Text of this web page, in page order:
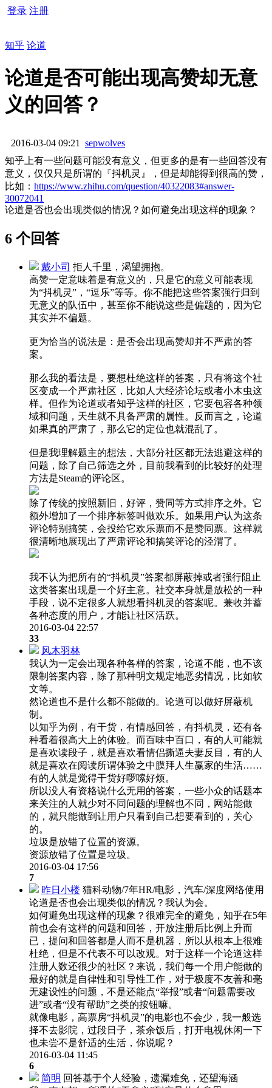
登录 注册
知乎 论道
论道是否可能出现高赞却无意
义的回答？
2016-03-04 09:21
sepwolves
知乎上有一些问题可能没有意义，但更多的是有一些回答没有
意义，仅仅只是所谓的『抖机灵』，但是却能得到很高的赞，
比如： https://www.zhihu.com/question/40322083#answer-
30072041
论道是否也会出现类似的情况？如何避免出现这样的现象？
6 个回答
戴小司 拒人千里，渴望拥抱。
高赞一定意味着是有意义的，只是它的意义可能表现
为“抖机灵”，“逗乐”等等。你不能把这些答案强行归到
无意义的队伍中，甚至你不能说这些是偏题的，因为它
其实并不偏题。
更为恰当的说法是：是否会出现高赞却并不严肃的答
案。
那么我的看法是，要想杜绝这样的答案，只有将这个社
区变成一个严肃社区，比如人大经济论坛或者小木虫这
样。但作为论道或者知乎这样的社区，它要包容各种领
域和问题，天生就不具备严肃的属性。反而言之，论道
如果真的严肃了，那么它的定位也就混乱了。
但是我理解题主的想法，大部分社区都无法逃避这样的
问题，除了自己筛选之外，目前我看到的比较好的处理
方法是Steam的评论区。
除了传统的按照新旧，好评，赞同等方式排序之外。它
额外增加了一个排序标签叫做欢乐。如果用户认为这条
评论特别搞笑，会投给它欢乐票而不是赞同票。这样就
很清晰地展现出了严肃评论和搞笑评论的泾渭了。
我不认为把所有的“抖机灵”答案都屏蔽掉或者强行阻止
这类答案出现是一个好主意。社交本身就是放松的一种
手段，说不定很多人就想看抖机灵的答案呢。兼收并蓄
各种态度的用户，才能让社区活跃。
2016-03-04 22:57
33
风木羽林
我认为一定会出现各种各样的答案，论道不能，也不该
限制答案内容，除了那种明文规定地恶劣情况，比如软
文等。
然论道也不是什么都不能做的。论道可以做好屏蔽机
制。
以知乎为例，有干货，有情感回答，有抖机灵，还有各
种看着很高大上的体验。而百味中百口，有的人可能就
是喜欢读段子，就是喜欢看情侣撕逼夫妻反目，有的人
就是喜欢在阅读所谓体验之中膜拜人生赢家的生活……
有的人就是觉得干货好啰嗦好烦。
所以没人有资格说什么无用的答案，一些小众的话题本
来关注的人就少对不同问题的理解也不同，网站能做
的，就只能做到让用户只看到自己想要看到的，关心
的。
垃圾是放错了位置的资源。
资源放错了位置是垃圾。
2016-03-04 17:56
7
昨日小楼 猫科动物/7年HR/电影，汽车/深度网络使用
论道是否也会出现类似的情况？我认为会。
如何避免出现这样的现象？很难完全的避免，知乎在5年
前也会有这样的问题和回答，开放注册后比例上升而
已，提问和回答都是人而不是机器，所以从根本上很难
杜绝，但是不代表不可以改观。对于这样一个论道这样
注册人数还很少的社区？来说，我们每一个用户能做的
最好的就是自律性和引导性工作，对于极度不友善和毫
无建设性的问题，不是还能点“举报”或者“问题需要改
进”或者“没有帮助”之类的按钮嘛。
就像电影，高票房“抖机灵”的电影也不会少，我一般选
择不去影院，过段日子，茶余饭后，打开电视休闲一下
也未尝不是舒适的生活，你说呢？
2016-03-04 11:45
6
简明 回答基于个人经验，遗漏难免，还望海涵